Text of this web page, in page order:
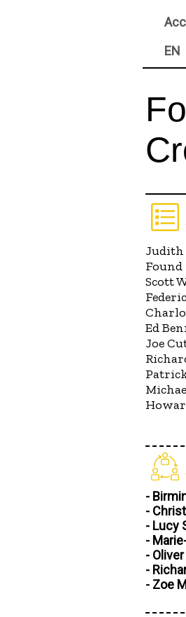
EN
Judith
Scott
Ed
Joe
-
-
- Lucy
-
-
-
- Zoe